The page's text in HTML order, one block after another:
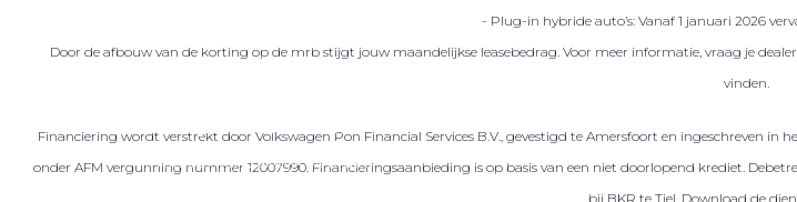
Zakelijke Lease acties
Profiteer van zakelijk voordeel
- Plug-in hybride auto’s: Vanaf 1 januari 2026
Door de afbouw van de korting op de mrb stijgt jouw maandelijkse leasebedrag. Voor meer informatie, vraag je
vinden.
Financiering wordt verstrekt door Volkswagen Pon Financial Services B.V., gevestigd te Amersfoort en ingeschreven
onder AFM vergunning nummer 12007990. Financieringsaanbieding is op basis van een niet doorlopend krediet.
bij BKR te Tiel. Download de